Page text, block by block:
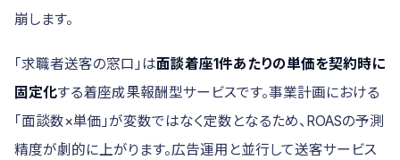
崩します。
「求職者送客の窓口」は面談着座1件あたりの単価を契約時に
固定化する着座成果報酬型サービスです。事業計画における
「面談数×単価」が変数ではなく定数となるため、ROASの予測
精度が劇的に上がります。広告運用と並行して送客サービス